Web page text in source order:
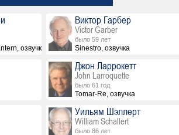
озвучка
Виктор Гарбер
Victor Garber
было 59 лет
Sinestro, озвучка
Джон Ларрокетт
John Larroquette
было 61 год
Tomar-Re, озвучка
Уильям Шэллерт
William Schallert
было 86 лет